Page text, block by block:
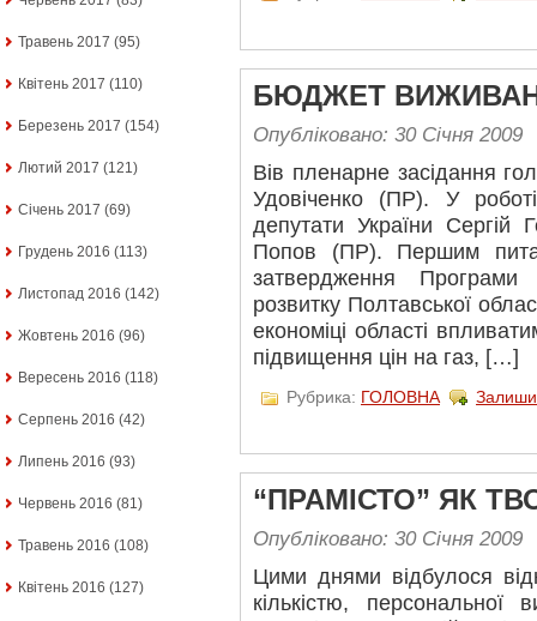
Травень 2017 (95)
Квітень 2017 (110)
Березень 2017 (154)
Лютий 2017 (121)
Січень 2017 (69)
Грудень 2016 (113)
Листопад 2016 (142)
Жовтень 2016 (96)
Вересень 2016 (118)
Серпень 2016 (42)
Липень 2016 (93)
Червень 2016 (81)
Травень 2016 (108)
Квітень 2016 (127)
БЮДЖЕТ
Опубліковано: 30 Січня 2009
Вів пленарне засідання
Удовіченко (ПР). У
депутати України Сергій
Попов (ПР). Першим
затвердження Програми
розвитку Полтавської
економіці області
підвищення цін на газ, […]
Рубрика: ГОЛОВНА
“ПРАМІСТО” ЯК
Опубліковано: 30 Січня 2009
Цими днями відбулося
кількістю, персональної